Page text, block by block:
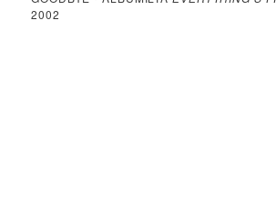
2002